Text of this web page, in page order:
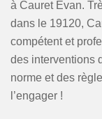
à Cauret Evan.
dans le 19120,
compétent et
des interventions
norme et des
l’engager !